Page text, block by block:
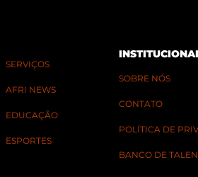
SERVIÇOS
AFRI NEWS
EDUCAÇÃO
ESPORTES
SOBRE NÓS
CONTATO
POLÍTICA DE
BANCO DE